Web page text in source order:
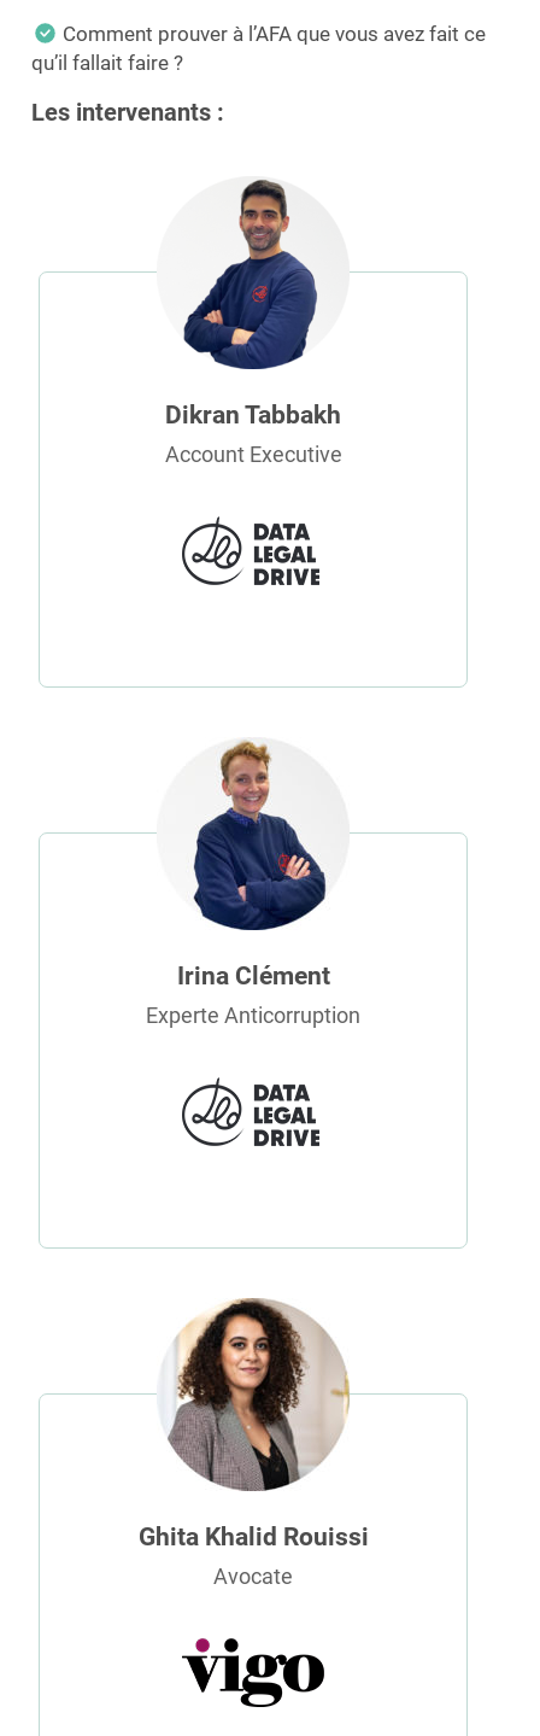
Comment prouver à l’AFA que vous avez fait ce
qu’il fallait faire ?
Les intervenants :
Dikran Tabbakh
Account Executive
Irina Clément
Experte Anticorruption
Ghita Khalid Rouissi
Avocate